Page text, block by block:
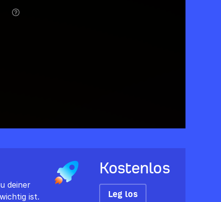
deiner
ist.
Kostenlos
Leg los